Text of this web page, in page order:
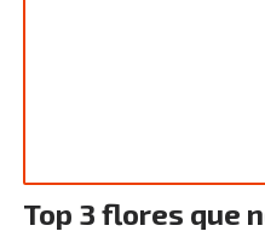
Top 3 flores que